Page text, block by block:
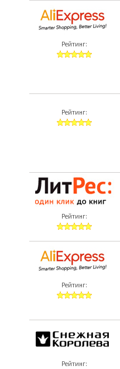
Рейтинг:
Рейтинг:
Рейтинг:
Рейтинг:
Рейтинг: